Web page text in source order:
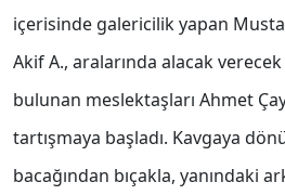
içerisinde galericilik yapan
Akif A., aralarında alacak
bulunan meslektaşları Ahmet
tartışmaya başladı. Kavgaya
bacağından bıçakla, yanındaki